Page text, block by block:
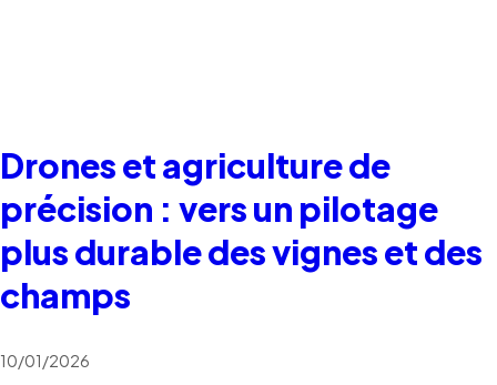
Drones et agriculture de
précision : vers un pilotage
plus durable des vignes et des
champs
10/01/2026